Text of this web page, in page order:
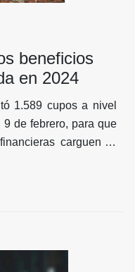
beneficios
en 2024
1.589 cupos a nivel
de febrero, para que
carguen la
el subsidio del
con un porcentaje
vivienda.